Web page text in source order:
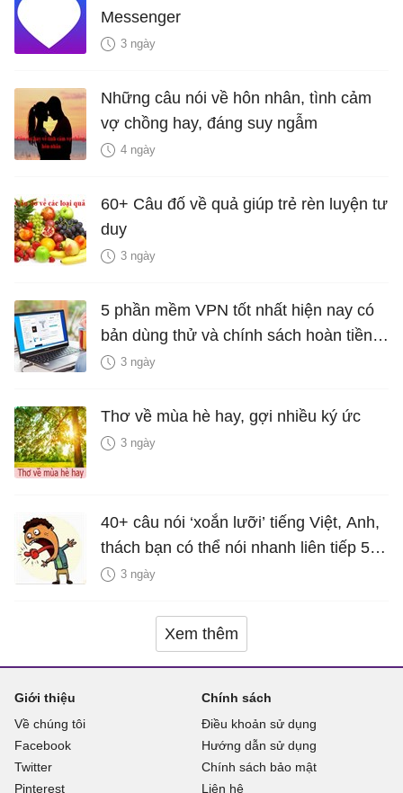
Messenger
3 ngày
Những câu nói về hôn nhân, tình cảm
vợ chồng hay, đáng suy ngẫm
4 ngày
60+ Câu đố về quả giúp trẻ rèn luyện tư
duy
3 ngày
5 phần mềm VPN tốt nhất hiện nay có
bản dùng thử và chính sách hoàn tiền
miễn phí
3 ngày
Thơ về mùa hè hay, gợi nhiều ký ức
3 ngày
40+ câu nói ‘xoắn lưỡi’ tiếng Việt, Anh,
thách bạn có thể nói nhanh liên tiếp 5
lần mà vẫn trôi chảy
3 ngày
Xem thêm
Giới thiệu
Về chúng tôi
Facebook
Twitter
Pinterest
Chính sách
Điều khoản sử dụng
Hướng dẫn sử dụng
Chính sách bảo mật
Liên hệ